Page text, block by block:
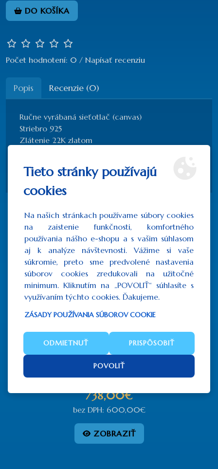
DO KOŠÍKA
Počet hodnotení: 0 / Napísať recenziu
Popis Recenzie (0)
Ručne vyrábaná sieťotlač (canvas)
Striebro 925
Zlátenie 22K zlatom
Certifikát pravosti
Súvisiace produkty
Panna Mária sladké objatie
738,00€
bez DPH: 600,00€
ZOBRAZIŤ
Tieto stránky používajú
cookies
Na našich stránkach používame súbory cookies
na zaistenie funkčnosti, komfortného
používania nášho e-shopu a s vašim súhlasom
aj k analýze návštevnosti. Vážime si vaše
súkromie, preto sme predvolené nastavenia
súborov cookies zredukovali na užitočné
minimum. Kliknutím na „POVOLIŤ“ súhlasíte s
využívaním týchto cookies. Ďakujeme.
ZÁSADY POUŽÍVANIA SÚBOROV COOKIE
ODMIETNUŤ PRISPÔSOBIŤ
POVOLIŤ